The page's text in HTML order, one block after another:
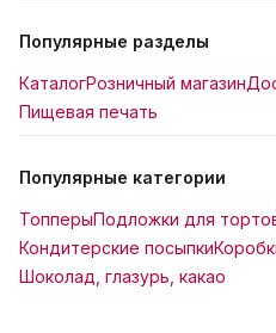
Популярные разделы
КаталогРозничный магазин
Пищевая печать
Популярные категории
ТопперыПодложки для
Кондитерские посыпки
Шоколад, глазурь, какао